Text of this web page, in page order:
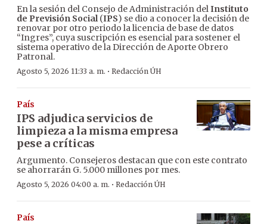
En la sesión del Consejo de Administración delInstituto
de Previsión Social(IPS) se dio a conocer la decisión de
renovar por otro periodo la licencia de base de datos
“Ingres”, cuya suscripción es esencial para sostener el
sistema operativo de la Dirección de Aporte Obrero
Patronal.
Agosto 5, 2026 11:33 a. m. · Redacción ÚH
País
IPS adjudica servicios de
limpieza a la misma empresa
pese a críticas
Argumento. Consejeros destacan que con este contrato
se ahorrarán G. 5.000 millones por mes.
Agosto 5, 2026 04:00 a. m. · Redacción ÚH
País